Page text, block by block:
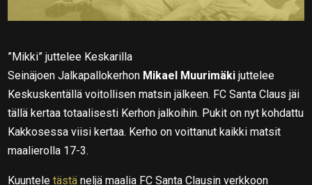
”Mikki” juttelee Keskarilla
Seinäjoen Jalkapallokerhon Mikael Muurimäkijuttelee
Keskuskentällä voitollisen matsin jälkeen. FC Santa Claus jäi
tällä kertaa totaalisesti Kerhon jalkoihin. Pukit on nyt kohdattu
Kakkosessa viisi kertaa. Kerho on voittanut kaikki matsit
maalierolla 17-3.
Kuunteletästä neljä maalia FC Santa Clausin verkkoon